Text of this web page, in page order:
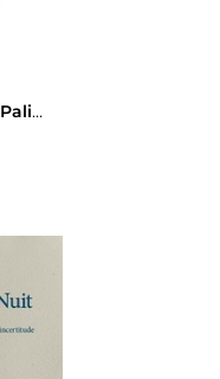
Entre Tes Riens : Palimpseste Amoureux